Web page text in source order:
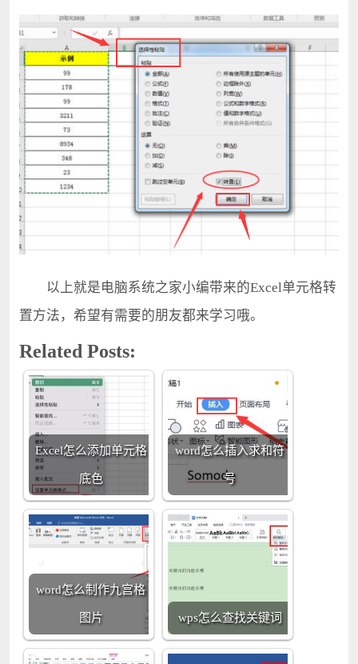
以上就是电脑系统之家小编带来的Excel单元格转
置方法，希望有需要的朋友都来学习哦。
Related Posts:
Excel怎么添加单元格
底色
word怎么插入求和符
号
word怎么制作九宫格
图片 wps怎么查找关键词